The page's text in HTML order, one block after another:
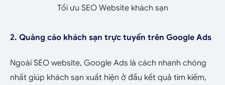
Tối ưu SEO Website khách sạn
2. Quảng cáo khách sạn trực tuyến trên Google Ads
Ngoài SEO website, Google Ads là cách nhanh chóng
nhất giúp khách sạn xuất hiện ở đầu kết quả tìm kiếm,